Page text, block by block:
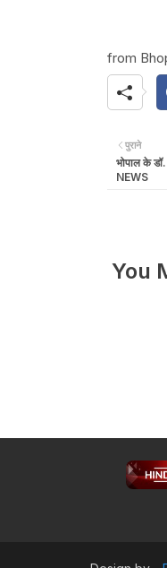
from
पुराने
भोपाल के
NEWS
You